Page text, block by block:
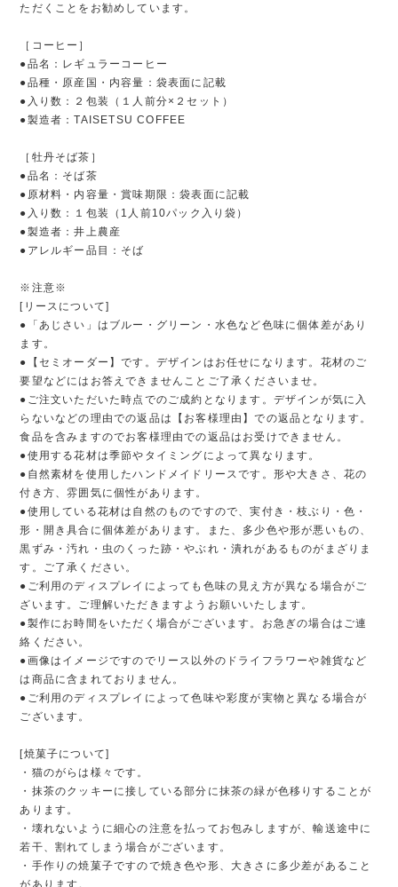
ただくことをお勧めしています。
［コーヒー］
●品名：レギュラーコーヒー
●品種・原産国・内容量：袋表面に記載
●入り数：２包装（１人前分×２セット）
●製造者：TAISETSU COFFEE
［牡丹そば茶］
●品名：そば茶
●原材料・内容量・賞味期限：袋表面に記載
●入り数：１包装（1人前10パック入り袋）
●製造者：井上農産
●アレルギー品目：そば
※注意※
[リースについて]
●「あじさい」はブルー・グリーン・水色など色味に個体差があり
ます。
●【セミオーダー】です。デザインはお任せになります。花材のご
要望などにはお答えできませんことご了承くださいませ。
●ご注文いただいた時点でのご成約となります。デザインが気に入
らないなどの理由での返品は【お客様理由】での返品となります。
食品を含みますのでお客様理由での返品はお受けできません。
●使用する花材は季節やタイミングによって異なります。
●自然素材を使用したハンドメイドリースです。形や大きさ、花の
付き方、雰囲気に個性があります。
●使用している花材は自然のものですので、実付き・枝ぶり・色・
形・開き具合に個体差があります。また、多少色や形が悪いもの、
黒ずみ・汚れ・虫のくった跡・やぶれ・潰れがあるものがまざりま
す。ご了承ください。
●ご利用のディスプレイによっても色味の見え方が異なる場合がご
ざいます。ご理解いただきますようお願いいたします。
●製作にお時間をいただく場合がございます。お急ぎの場合はご連
絡ください。
●画像はイメージですのでリース以外のドライフラワーや雑貨など
は商品に含まれておりません。
●ご利用のディスプレイによって色味や彩度が実物と異なる場合が
ございます。
[焼菓子について]
・猫のがらは様々です。
・抹茶のクッキーに接している部分に抹茶の緑が色移りすることが
あります。
・壊れないように細心の注意を払ってお包みしますが、輸送途中に
若干、割れてしまう場合がございます。
・手作りの焼菓子ですので焼き色や形、大きさに多少差があること
があります。